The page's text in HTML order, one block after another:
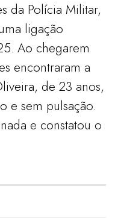
da Polícia Militar,
ligação
Ao chegarem
encontraram a
de 23 anos,
e sem pulsação.
e constatou o